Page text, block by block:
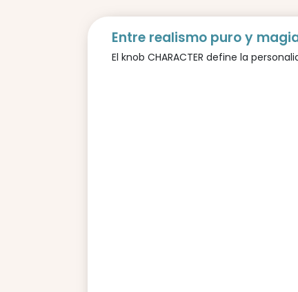
Entre realismo puro y
El knob CHARACTER define la